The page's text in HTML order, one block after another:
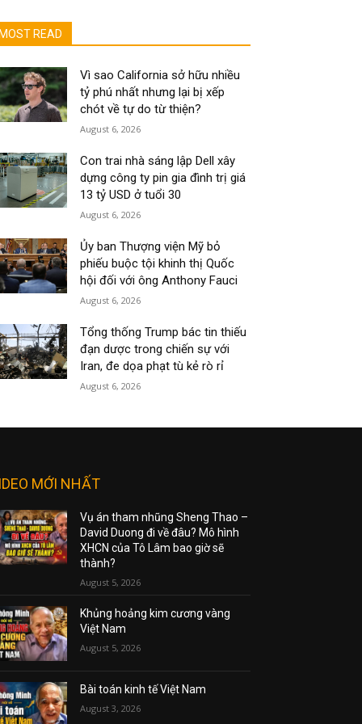
MOST READ
Vì sao California sở hữu nhiều
tỷ phú nhất nhưng lại bị xếp
chót về tự do từ thiện?
August 6, 2026
Con trai nhà sáng lập Dell xây
dựng công ty pin gia đình trị giá
13 tỷ USD ở tuổi 30
August 6, 2026
Ủy ban Thượng viện Mỹ bỏ
phiếu buộc tội khinh thị Quốc
hội đối với ông Anthony Fauci
August 6, 2026
Tổng thống Trump bác tin thiếu
đạn dược trong chiến sự với
Iran, đe dọa phạt tù kẻ rò rỉ
August 6, 2026
MỚI NHẤT
Vụ án tham nhũng Sheng Thao –
David Duong đi về đâu? Mô hình
XHCN của Tô Lâm bao giờ sẽ
thành?
August 5, 2026
Khủng hoảng kim cương vàng
Việt Nam
August 5, 2026
Bài toán kinh tế Việt Nam
August 3, 2026